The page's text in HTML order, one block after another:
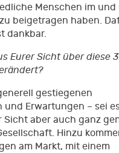
Menschen im und
beigetragen haben.
dankbar.
Eurer Sicht über diese
gestiegenen
Erwartungen – sei
Sicht aber auch ganz
Hinzu
am Markt, mit einem